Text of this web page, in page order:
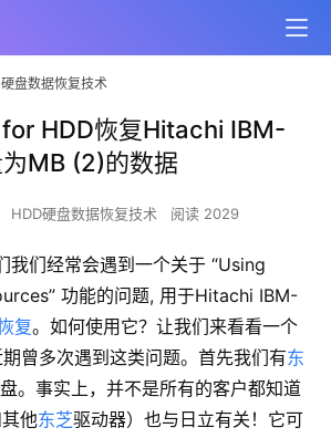
盘数据恢复技术
HDD恢复Hitachi IBM-
MB (2)的数据
HDD硬盘数据恢复技术 阅读 2029
我们经常会遇到一个关于 “Using
功能的问题, 用于Hitachi IBM-
复。如何使用它？让我们来看看一个
曾多次遇到这类问题。首先我们有东
。事实上，并不是所有的客户都知道
他东芝驱动器）也与日立有关！它可